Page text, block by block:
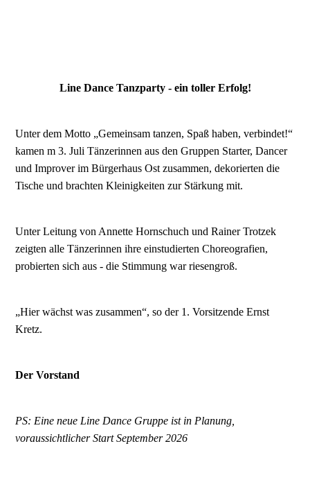
Line Dance Tanzparty - ein toller Erfolg!
Unter dem Motto „Gemeinsam tanzen, Spaß haben, verbindet!“
kamen m 3. Juli Tänzerinnen aus den Gruppen Starter, Dancer
und Improver im Bürgerhaus Ost zusammen, dekorierten die
Tische und brachten Kleinigkeiten zur Stärkung mit.
Unter Leitung von Annette Hornschuch und Rainer Trotzek
zeigten alle Tänzerinnen ihre einstudierten Choreografien,
probierten sich aus - die Stimmung war riesengroß.
„Hier wächst was zusammen“, so der 1. Vorsitzende Ernst
Kretz.
Der Vorstand
PS: Eine neue Line Dance Gruppe ist in Planung,
voraussichtlicher Start September 2026